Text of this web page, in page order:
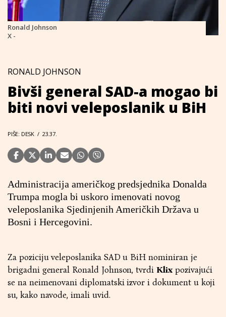
Ronald Johnson
X -
RONALD JOHNSON
Bivši general SAD-a mogao bi
biti novi veleposlanik u BiH
PIŠE: DESK / 23.37.
Administracija američkog predsjednika Donalda
Trumpa mogla bi uskoro imenovati novog
veleposlanika Sjedinjenih Američkih Država u
Bosni i Hercegovini.
Za poziciju veleposlanika SAD u BiH nominiran je
brigadni general Ronald Johnson, tvrdiKlix pozivajući
se na neimenovani diplomatski izvor i dokument u koji
su, kako navode, imali uvid.